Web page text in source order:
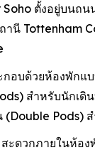
ตั้งอยู่บนถน
านี Tottenham
กอบด้วยห้องพักแ
สำหรับนักเดิ
(Double Pods)
ะดวกภายในห้อ